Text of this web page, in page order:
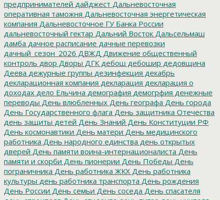
предпринимателей дайджест Дальневосточная
оперативная таможня Дальневосточная энергетическая
компания Дальневосточное ГУ Банка России
дальневосточный гектар Дальний Восток Дальсельмаш
дамба дачное расписание дачные перевозки
дачный_сезон_2026 ДВЖД Движение общественный
контроль двор Дворы ДГК дебош дебошир дедовщина
Деева дежурные группы дезинфекция декабрь
декларационная компания декларация декларация о
доходах дело Ельчина демография демогрфия денежные
переводы День влюбленных День географа День города
День Государственного флага День защитника Отечества
день защиты детей День Знаний День Конституции РФ
День космонавтики День матери День медицинского
работника День народного единства день открытых
дверей День памяти воина-интернационалиста День
памяти и скорби День пионерии День Победы День
пограничника День работника ЖКХ День работника
культуры день работника транспорта День рождения
День России День семьи День соседа День спасателя